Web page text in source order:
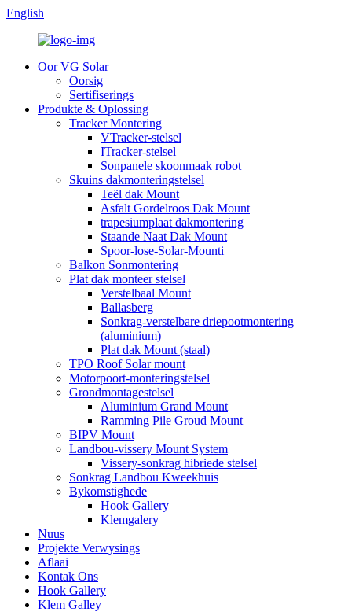
English
Oor VG Solar
Oorsig
Sertifiserings
Produkte & Oplossing
Tracker Montering
VTracker-stelsel
ITracker-stelsel
Sonpanele skoonmaak robot
Skuins dakmonteringstelsel
Teël dak Mount
Asfalt Gordelroos Dak Mount
trapesiumplaat dakmontering
Staande Naat Dak Mount
Spoor-lose-Solar-Mounti
Balkon Sonmontering
Plat dak monteer stelsel
Verstelbaal Mount
Ballasberg
Sonkrag-verstelbare driepootmontering
(aluminium)
Plat dak Mount (staal)
TPO Roof Solar mount
Motorpoort-monteringstelsel
Grondmontagestelsel
Aluminium Grand Mount
Ramming Pile Groud Mount
BIPV Mount
Landbou-vissery Mount System
Vissery-sonkrag hibriede stelsel
Sonkrag Landbou Kweekhuis
Bykomstighede
Hook Gallery
Klemgalery
Nuus
Projekte Verwysings
Aflaai
Kontak Ons
Hook Gallery
Klem Galley